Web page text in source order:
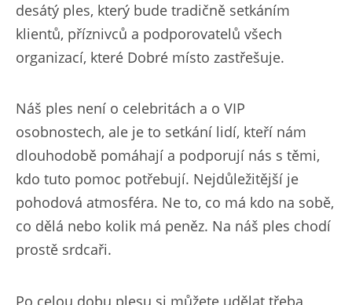
desátý ples, který bude tradičně setkáním
klientů, příznivců a podporovatelů všech
organizací, které Dobré místo zastřešuje.
Náš ples není o celebritách a o VIP
osobnostech, ale je to setkání lidí, kteří nám
dlouhodobě pomáhají a podporují nás s těmi,
kdo tuto pomoc potřebují. Nejdůležitější je
pohodová atmosféra. Ne to, co má kdo na sobě,
co dělá nebo kolik má peněz. Na náš ples chodí
prostě srdcaři.
Po celou dobu plesu si můžete udělat třeba